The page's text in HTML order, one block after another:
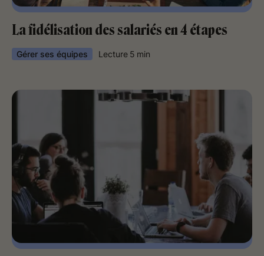
La fidélisation des salariés en 4 étapes
Gérer ses équipes Lecture 5 min